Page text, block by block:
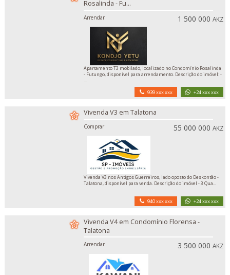
Rosalinda - Fu...
Arrendar 1 500 000AKZ
Apartamento T3 mobilado, localizado no Condomínio Rosalinda
- Futungo, disponível para arrendamento. Descrição do imóvel: -
...
939 xxx xxx +24 xxx xxx
Vivenda V3 em Talatona
Comprar 55 000 000AKZ
Vivenda V3 nos Antigos Guerreiros, lado oposto do Deskontão -
Talatona, disponível para venda. Descrição do imóvel - 3 Qua...
940 xxx xxx +24 xxx xxx
Vivenda V4 em Condomínio Florensa -
Talatona
Arrendar 3 500 000AKZ